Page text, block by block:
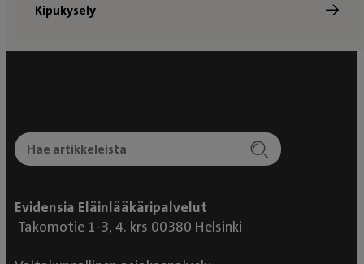
Kipukysely
Evidensia Eläinlääkäripalvelut
Takomotie 1-3, 4. krs 00380 Helsinki